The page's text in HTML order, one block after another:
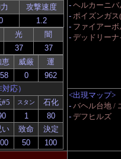
攻撃速度
光 闇
恵 威厳 運
応）
#5 スタン 石化
い 致命 決定
- ヘルカーニバ
- ポイズンガス
- ファイアー
- デッドリー
<出現マップ>
- バヘル台地 /
- デフヒルズ